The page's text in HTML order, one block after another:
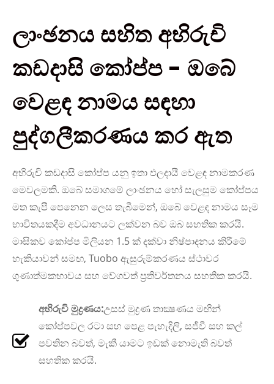
ලාංඡනය සහිත අභිරුචි
කඩදාසි කෝප්ප - ඔබේ
වෙළඳ නාමය සඳහා
පුද්ගලීකරණය කර ඇත
අභිරුචි කඩදාසි කෝප්ප යනු ඉතා ඵලදායී වෙළඳ නාමකරණ
මෙවලමකි. ඔබේ සමාගමේ ලාංඡනය හෝ සැලසුම කෝප්පය
මත කැපී පෙනෙන ලෙස තැබීමෙන්, ඔබේ වෙළඳ නාමය සෑම
භාවිතයකදීම අවධානයට ලක්වන බව ඔබ සහතික කරයි.
මාසිකව කෝප්ප මිලියන 1.5 ක් දක්වා නිෂ්පාදනය කිරීමේ
හැකියාවන් සමඟ, Tuobo ඇසුරුම්කරණය ස්ථාවර
ගුණාත්මකභාවය සහ වේගවත් ප්‍රතිවර්තනය සහතික කරයි.
අභිරුචි මුද්‍රණය:උසස් මුද්‍රණ තාක්‍ෂණය මඟින්
කෝප්පවල රටා සහ පෙළ පැහැදිලි, සජීවී සහ කල්
පවතින බවත්, මැකී යාමට ඉඩක් නොමැති බවත්
සහතික කරයි.